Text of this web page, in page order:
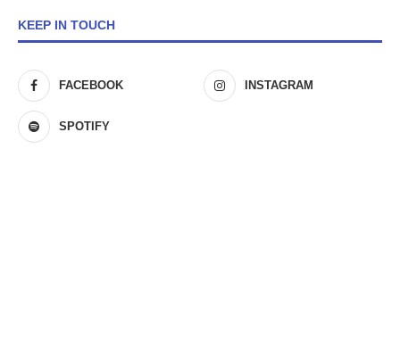
KEEP IN TOUCH
FACEBOOK INSTAGRAM
SPOTIFY